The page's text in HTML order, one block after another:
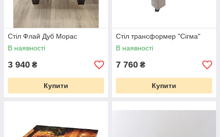
Стіл Флай Дуб Морас
В наявності
3 940 ₴
Купити
Стіл трансформер "Сігма"
В наявності
7 760 ₴
Купити